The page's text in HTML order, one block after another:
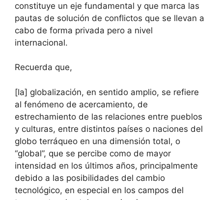
constituye un eje fundamental y que marca las
pautas de solución de conflictos que se llevan a
cabo de forma privada pero a nivel
internacional.
Recuerda que,
[la] globalización, en sentido amplio, se refiere
al fenómeno de acercamiento, de
estrechamiento de las relaciones entre pueblos
y culturas, entre distintos países o naciones del
globo terráqueo en una dimensión total, o
“global”, que se percibe como de mayor
intensidad en los últimos años, principalmente
debido a las posibilidades del cambio
tecnológico, en especial en los campos del